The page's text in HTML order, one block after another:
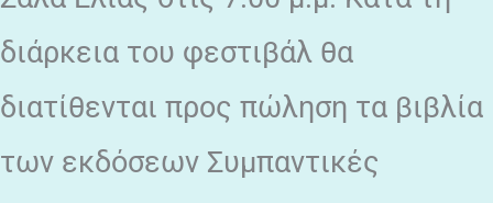
διάρκεια του φεστιβάλ θα
διατίθενται προς πώληση τα βιβλία
των εκδόσεων Συμπαντικές